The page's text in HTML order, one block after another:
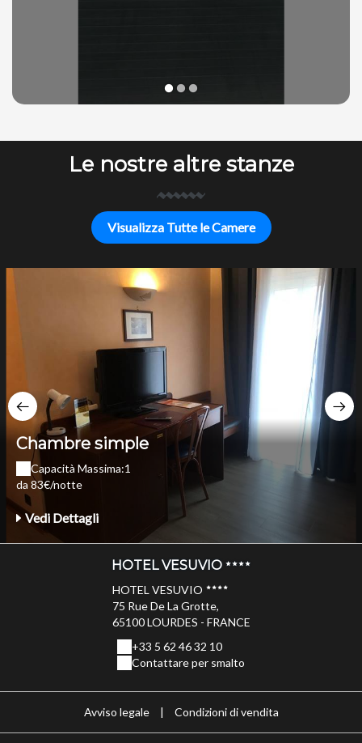
Le nostre altre stanze
Visualizza Tutte le Camere
Chambre simple
Capacità Massima:1
da 83€/notte
Vedi Dettagli
HOTEL VESUVIO
HOTEL VESUVIO
75 Rue De La Grotte,
65100 LOURDES - FRANCE
+33 5 62 46 32 10
Contattare per smalto
Avviso legale | Condizioni di vendita